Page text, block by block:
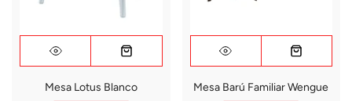
Mesa Lotus Blanco Mesa Barú Familiar Wengue